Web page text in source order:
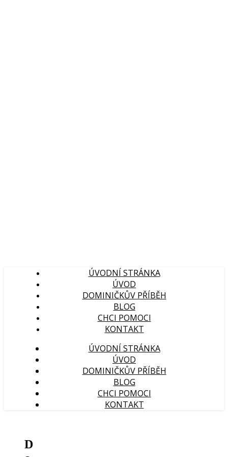
ÚVODNÍ STRÁNKA
ÚVOD
DOMINIČKŮV PŘÍBĚH
BLOG
CHCI POMOCI
KONTAKT
ÚVODNÍ STRÁNKA
ÚVOD
DOMINIČKŮV PŘÍBĚH
BLOG
CHCI POMOCI
KONTAKT
D